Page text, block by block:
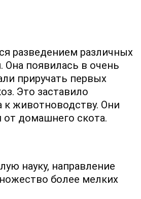
разведением различных
появилась в очень
приручать первых
Это заставило
животноводству. Они
от домашнего скота.
науку, направление
более мелких